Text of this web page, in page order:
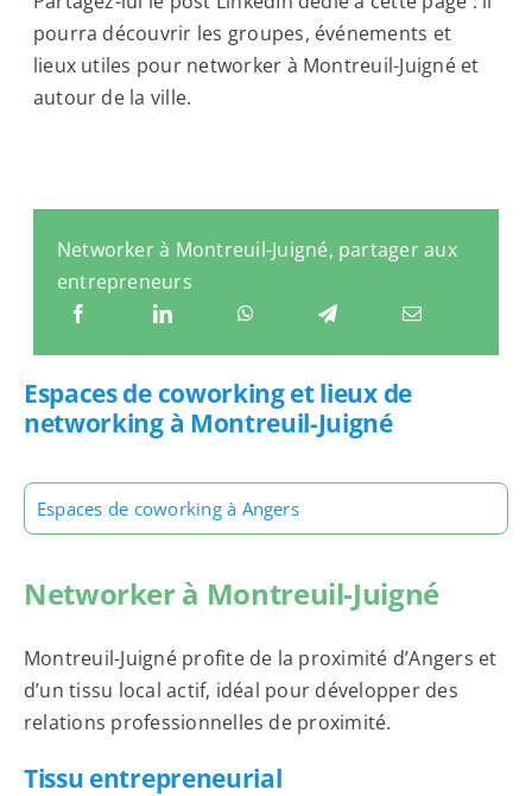
pourra découvrir les groupes, événements et
lieux utiles pour networker à Montreuil-Juigné et
autour de la ville.
Networker à Montreuil-Juigné, partager aux
entrepreneurs
Espaces de coworking et lieux de
networking à Montreuil-Juigné
Espaces de coworking à Angers
Networker à Montreuil-Juigné
Montreuil-Juigné profite de la proximité d’Angers et
d’un tissu local actif, idéal pour développer des
relations professionnelles de proximité.
Tissu entrepreneurial